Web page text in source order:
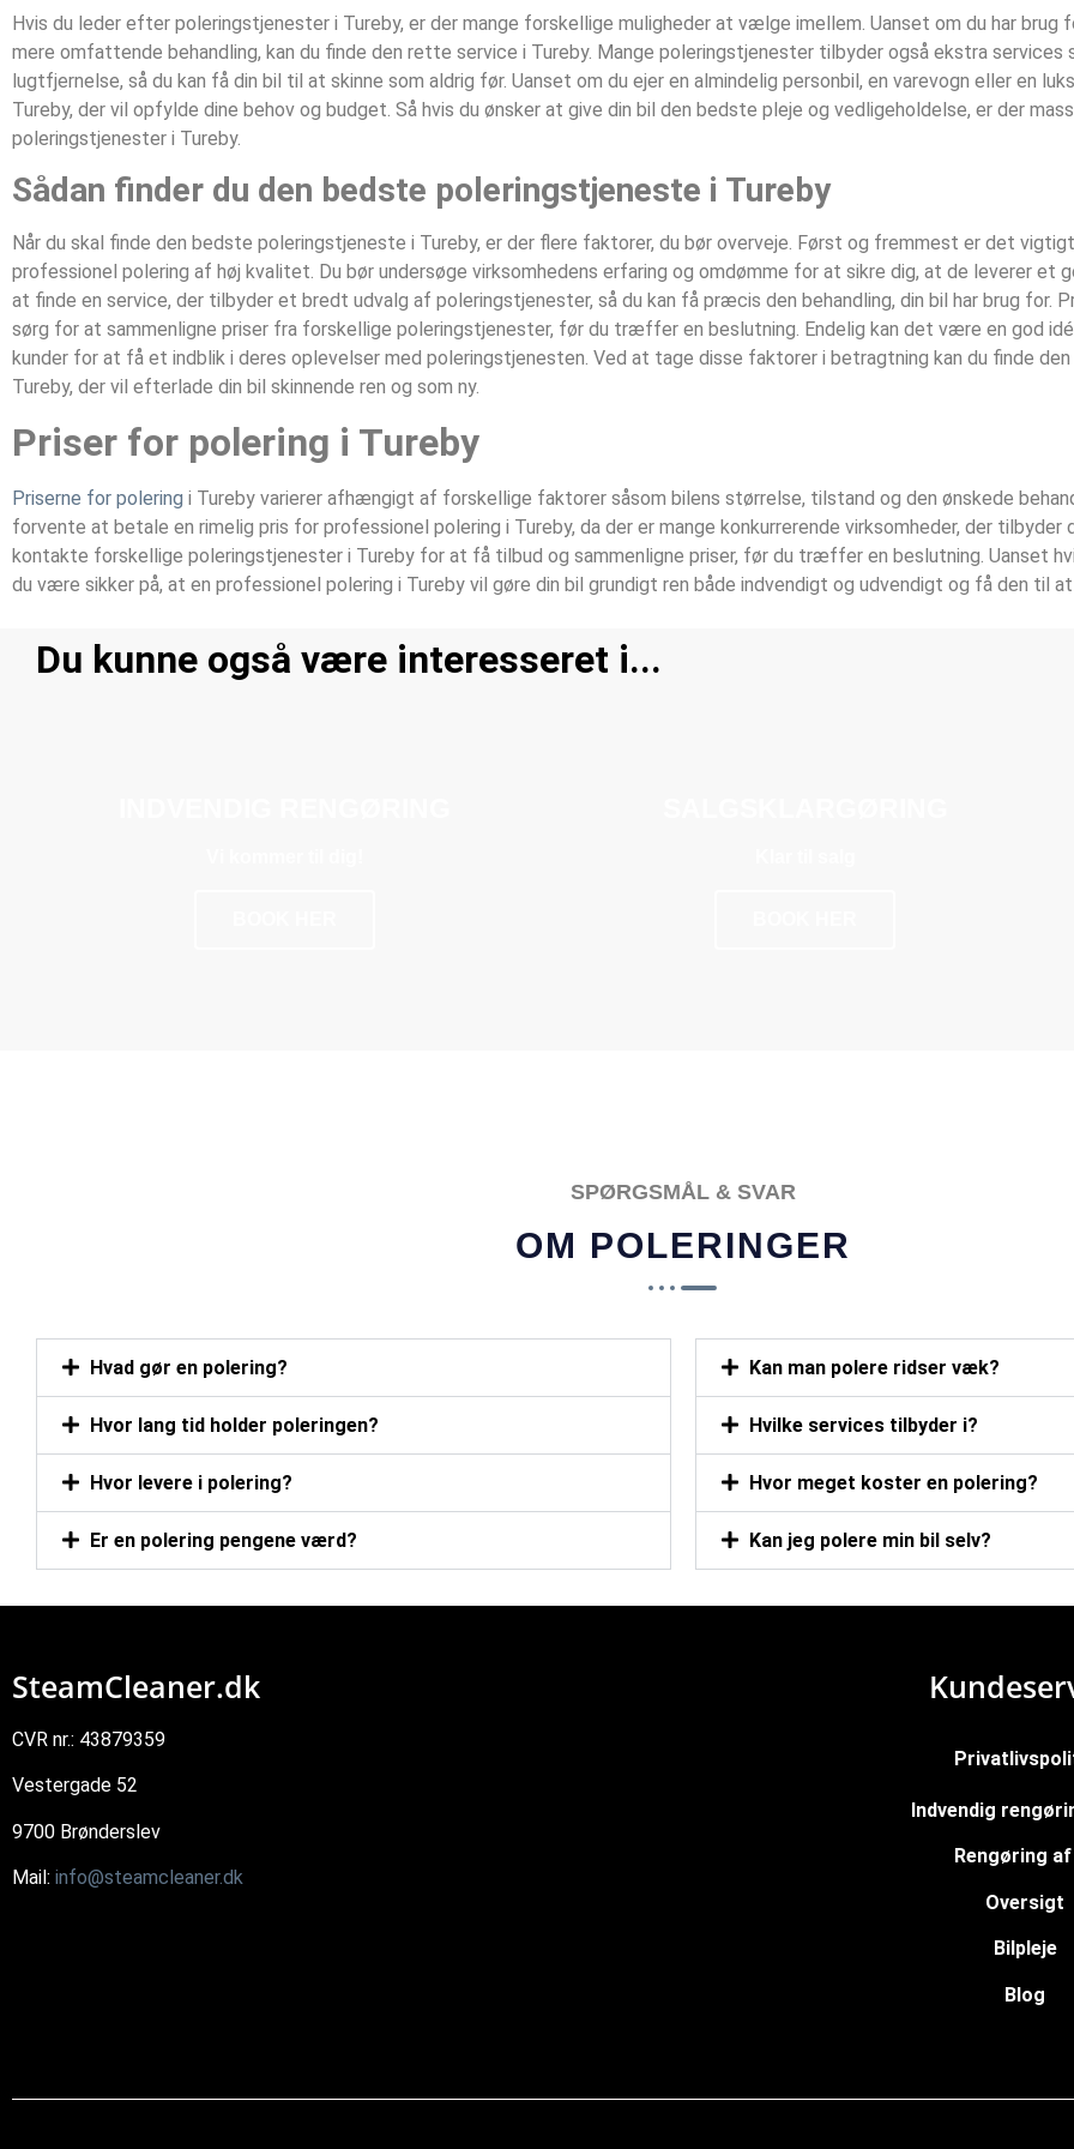
Hvis du leder efter poleringstjenester i Tureby, er der mange forskellige muligheder at vælge imellem. Uanset om du har brug
mere omfattende behandling, kan du finde den rette service i Tureby. Mange poleringstjenester tilbyder også ekstra services
lugtfjernelse, så du kan få din bil til at skinne som aldrig før. Uanset om du ejer en almindelig personbil, en varevogn eller en
Tureby, der vil opfylde dine behov og budget. Så hvis du ønsker at give din bil den bedste pleje og vedligeholdelse, er der
poleringstjenester i Tureby.
Sådan finder du den bedste poleringstjeneste i Tureby
Når du skal finde den bedste poleringstjeneste i Tureby, er der flere faktorer, du bør overveje. Først og fremmest er det
professionel polering af høj kvalitet. Du bør undersøge virksomhedens erfaring og omdømme for at sikre dig, at de leverer et
at finde en service, der tilbyder et bredt udvalg af poleringstjenester, så du kan få præcis den behandling, din bil har brug for.
sørg for at sammenligne priser fra forskellige poleringstjenester, før du træffer en beslutning. Endelig kan det være en god
kunder for at få et indblik i deres oplevelser med poleringstjenesten. Ved at tage disse faktorer i betragtning kan du finde
Tureby, der vil efterlade din bil skinnende ren og som ny.
Priser for polering i Tureby
Priserne for polering i Tureby varierer afhængigt af forskellige faktorer såsom bilens størrelse, tilstand og den ønskede
forvente at betale en rimelig pris for professionel polering i Tureby, da der er mange konkurrerende virksomheder, der tilbyder
kontakte forskellige poleringstjenester i Tureby for at få tilbud og sammenligne priser, før du træffer en beslutning. Uanset
du være sikker på, at en professionel polering i Tureby vil gøre din bil grundigt ren både indvendigt og udvendigt og få den til
Du kunne også være interesseret i...
SPØRGSMÅL & SVAR
OM POLERINGER
Hvad gør en polering?
Hvor lang tid holder poleringen?
Hvor levere i polering?
Er en polering pengene værd?
Kan man polere ridser væk?
Hvilke services tilbyder i?
Hvor meget koster en polering?
Kan jeg polere min bil selv?
SteamCleaner.dk
CVR nr.: 43879359
Vestergade 52
9700 Brønderslev
Mail: info@steamcleaner.dk
Indvendig
Rengøring af
Oversigt
Bilpleje
Blog